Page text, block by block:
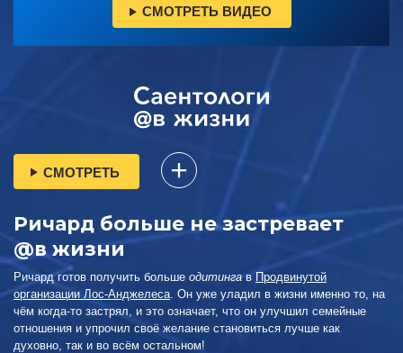
СМОТРЕТЬ ВИДЕО
СМОТРЕТЬ
Ричард больше не застревает
@в жизни
Ричард готов получить больше одитинга в Продвинутой
организации Лос-Анджелеса . Он уже уладил в жизни именно то, на
чём когда-то застрял, и это означает, что он улучшил семейные
отношения и упрочил своё желание становиться лучше как
духовно, так и во всём остальном!